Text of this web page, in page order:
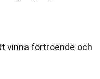
vinna förtroende och